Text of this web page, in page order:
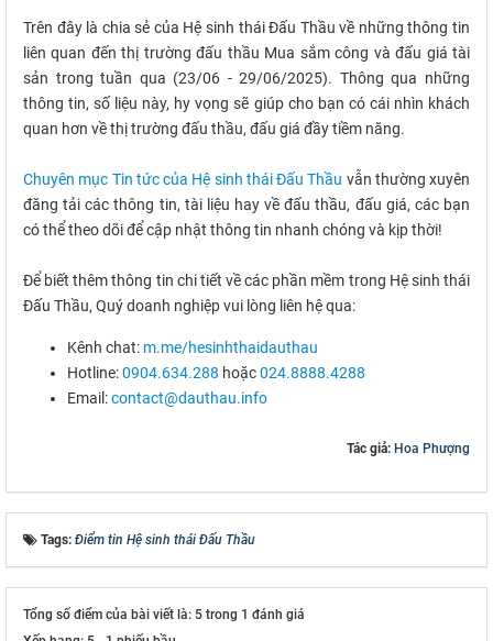
Trên đây là chia sẻ của Hệ sinh thái Đấu Thầu về những thông tin
liên quan đến thị trường đấu thầu Mua sắm công và đấu giá tài
sản trong tuần qua (23/06 - 29/06/2025). Thông qua những
thông tin, số liệu này, hy vọng sẽ giúp cho bạn có cái nhìn khách
quan hơn về thị trường đấu thầu, đấu giá đầy tiềm năng.
Chuyên mục Tin tức của Hệ sinh thái Đấu Thầu vẫn thường xuyên
đăng tải các thông tin, tài liệu hay về đấu thầu, đấu giá, các bạn
có thể theo dõi để cập nhật thông tin nhanh chóng và kịp thời!
Để biết thêm thông tin chi tiết về các phần mềm trong Hệ sinh thái
Đấu Thầu, Quý doanh nghiệp vui lòng liên hệ qua:
Kênh chat: m.me/hesinhthaidauthau
Hotline:0904.634.288 hoặc024.8888.4288
Email:contact@dauthau.info
Tác giả: Hoa Phượng
Tags: Điểm tin Hệ sinh thái Đấu Thầu
Tổng số điểm của bài viết là: 5 trong 1 đánh giá